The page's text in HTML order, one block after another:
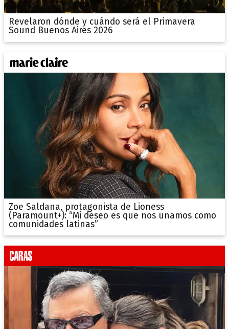
Revelaron dónde y cuándo será el Primavera
Sound Buenos Aires 2026
Zoe Saldana, protagonista de Lioness
(Paramount+): “Mi deseo es que nos unamos como
comunidades latinas”